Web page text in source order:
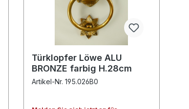
Türklopfer Löwe ALU
BRONZE farbig H.28cm
Artikel-Nr. 195.026B0